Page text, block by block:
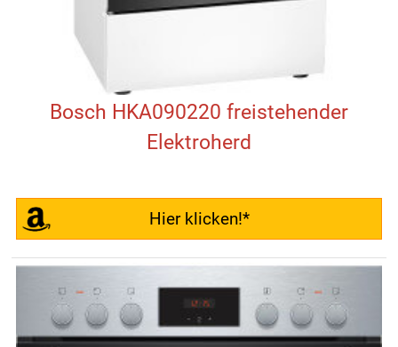
Bosch HKA090220 freistehender
Elektroherd
Hier klicken!*